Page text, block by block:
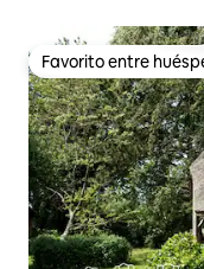
Favorito entre
Favorito entre